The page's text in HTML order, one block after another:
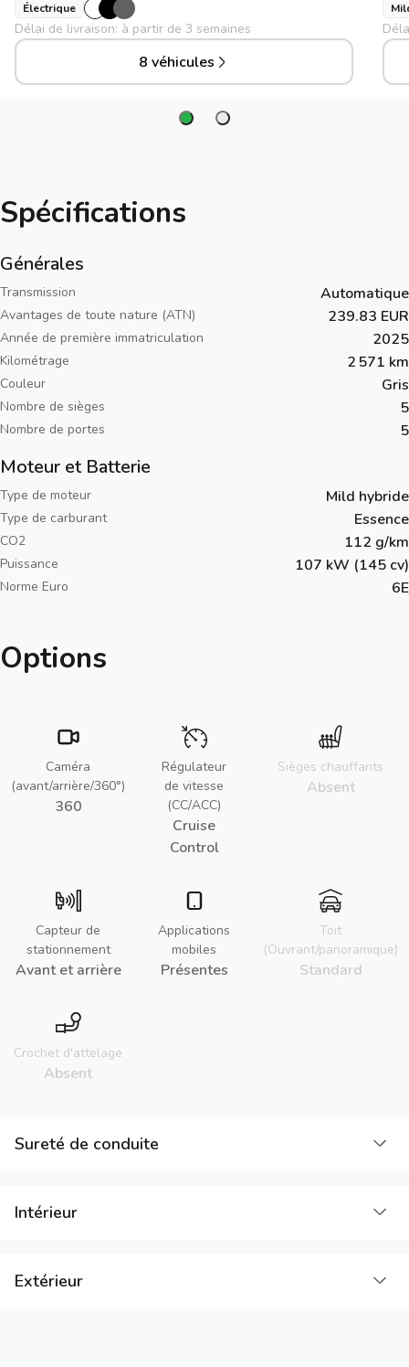
Électrique
Délai de livraison: à partir de 3 semaines
8 véhicules
Spécifications
Générales
Transmission Automatique
Avantages de toute nature (ATN) 239.83 EUR
Année de première immatriculation 2025
Kilométrage 2 571 km
Couleur Gris
Nombre de sièges 5
Nombre de portes 5
Moteur et Batterie
Type de moteur Mild hybride
Type de carburant Essence
CO2 112 g/km
Puissance 107 kW (145 cv)
Norme Euro 6E
Options
Caméra
(avant/arrière/360°)
360
Régulateur
de vitesse
(CC/ACC)
Cruise
Control
Sièges chauffants
Absent
Capteur de
stationnement
Avant et arrière
Applications
mobiles
Présentes
Toit
(Ouvrant/panoramique)
Standard
Crochet d'attelage
Absent
Sureté de conduite
Intérieur
Extérieur